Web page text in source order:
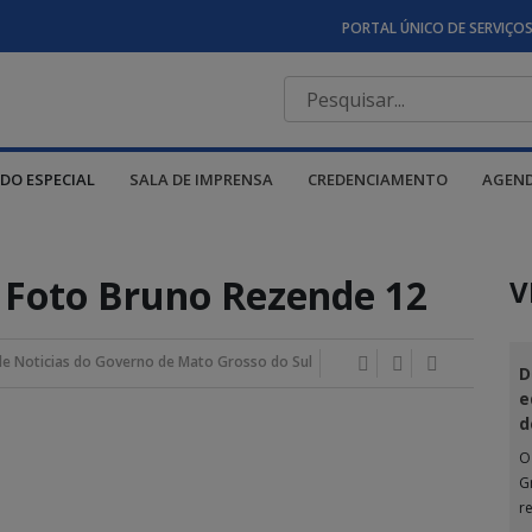
PORTAL ÚNICO DE SERVIÇOS
ESPECIAL SALA DE IMPRENSA CREDENCIAMENTO
Bruno Rezende 12
Noticias do Governo de Mato Grosso do Sul